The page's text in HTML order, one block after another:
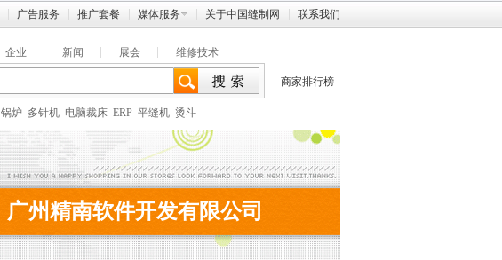
广告服务 推广套餐 媒体服务 关于中国缝制网 联系我们
企业 新闻 展会 维修技术
锅炉 多针机 电脑裁床 ERP 平缝机 烫斗
商家排行榜
广州精南软件开发有限公司